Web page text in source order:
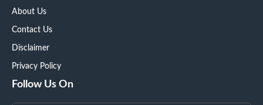
About Us
Contact Us
Disclaimer
Privacy Policy
Follow Us On